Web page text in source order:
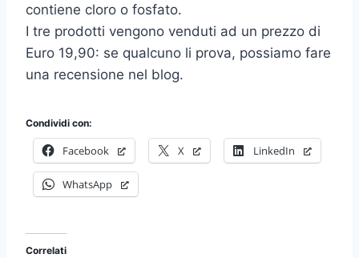
contiene cloro o fosfato.
I tre prodotti vengono venduti ad un prezzo di
Euro 19,90: se qualcuno li prova, possiamo fare
una recensione nel blog.
Condividi con:
Facebook X LinkedIn
WhatsApp
Correlati